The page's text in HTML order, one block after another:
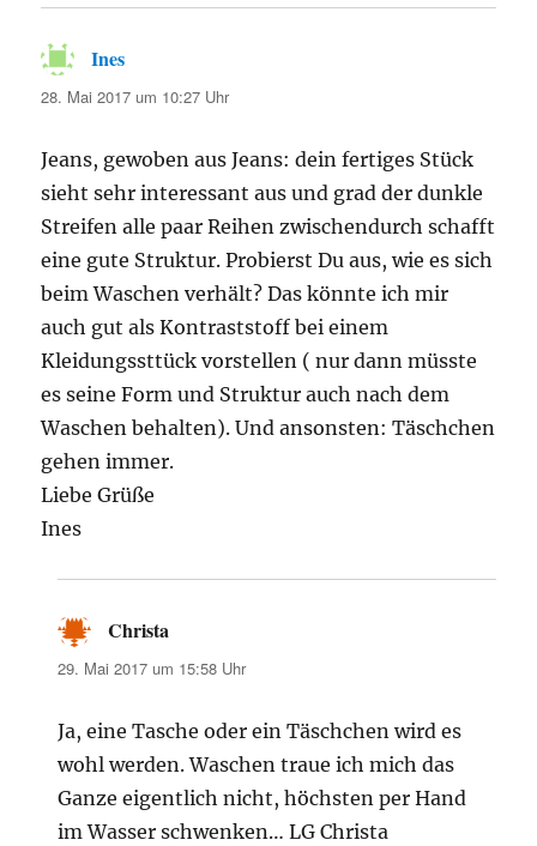
Ines
28. Mai 2017 um 10:27 Uhr
Jeans, gewoben aus Jeans: dein fertiges Stück
sieht sehr interessant aus und grad der dunkle
Streifen alle paar Reihen zwischendurch schafft
eine gute Struktur. Probierst Du aus, wie es sich
beim Waschen verhält? Das könnte ich mir
auch gut als Kontraststoff bei einem
Kleidungssttück vorstellen ( nur dann müsste
es seine Form und Struktur auch nach dem
Waschen behalten). Und ansonsten: Täschchen
gehen immer.
Liebe Grüße
Ines
Christa
29. Mai 2017 um 15:58 Uhr
Ja, eine Tasche oder ein Täschchen wird es
wohl werden. Waschen traue ich mich das
Ganze eigentlich nicht, höchsten per Hand
im Wasser schwenken… LG Christa